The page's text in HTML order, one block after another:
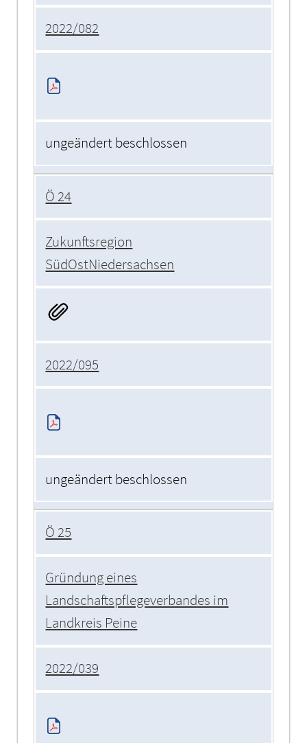
2022/082
ungeändert beschlossen
Ö 24
Zukunftsregion
SüdOstNiedersachsen
2022/095
ungeändert beschlossen
Ö 25
Gründung eines
Landschaftspflegeverbandes im
Landkreis Peine
2022/039